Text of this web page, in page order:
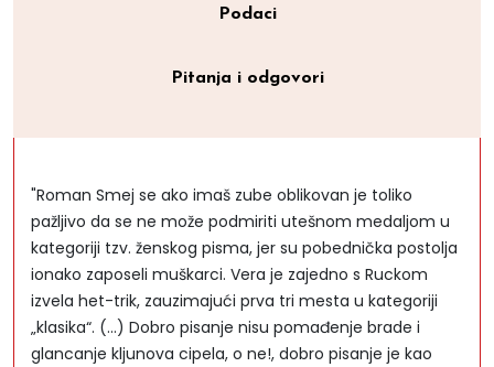
Podaci
Pitanja i odgovori
"Roman Smej se ako imaš zube oblikovan je toliko
pažljivo da se ne može podmiriti utešnom medaljom u
kategoriji tzv. ženskog pisma, jer su pobednička postolja
ionako zaposeli muškarci. Vera je zajedno s Ruckom
izvela het-trik, zauzimajući prva tri mesta u kategoriji
„klasika“. (...) Dobro pisanje nisu pomađenje brade i
glancanje kljunova cipela, o ne!, dobro pisanje je kao